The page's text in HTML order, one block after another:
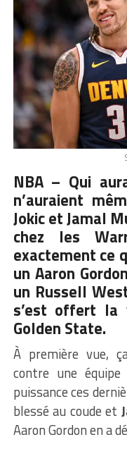
NBA – Qui
n’auraient
Jokic et Jamal
chez les
exactement ce
un Aaron
un Russell
s’est offert la
Golden State.
À première vue,
contre une
puissance ces
blessé au coude et
Aaron Gordon en a